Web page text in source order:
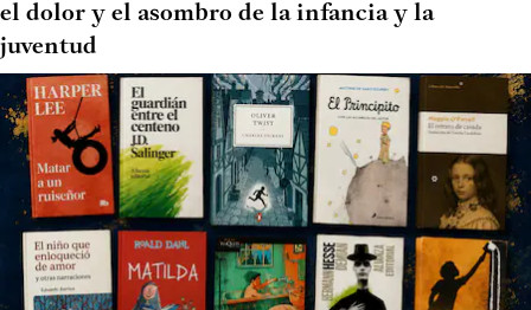
el dolor y el asombro de la infancia y la
juventud